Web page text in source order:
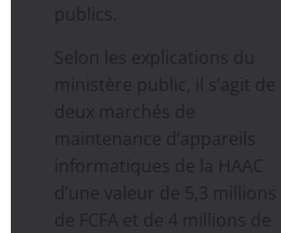
publics.
Selon les explications du
ministère public, il s’agit de
deux marchés de
maintenance d’appareils
informatiques de la HAAC
d’une valeur de 5,3 millions
de FCFA et de 4 millions de